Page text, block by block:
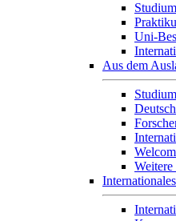
Uni-
Aus dem
Weitere